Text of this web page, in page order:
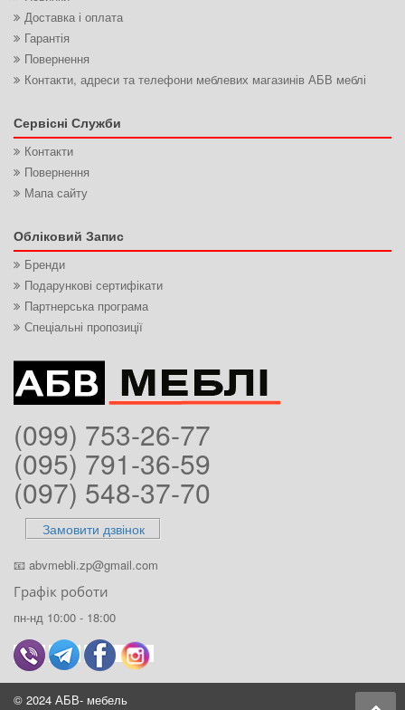
Доставка і оплата
Гарантія
Повернення
Контакти, адреси та телефони меблевих магазинів АБВ меблі
Сервісні Служби
Контакти
Повернення
Мапа сайту
Обліковий Запис
Бренди
Подарункові сертифікати
Партнерська програма
Спеціальні пропозиції
(099) 753-26-77
(095) 791-36-59
(097) 548-37-70
Замовити дзвінок
📧 abvmebli.zp@gmail.com
Графік роботи
пн-нд 10:00 - 18:00
© 2024 АБВ- мебель